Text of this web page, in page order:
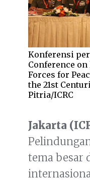
Konferensi
Conference
Forces for
the 21st
Pitria/ICRC
Jakarta
tema besar